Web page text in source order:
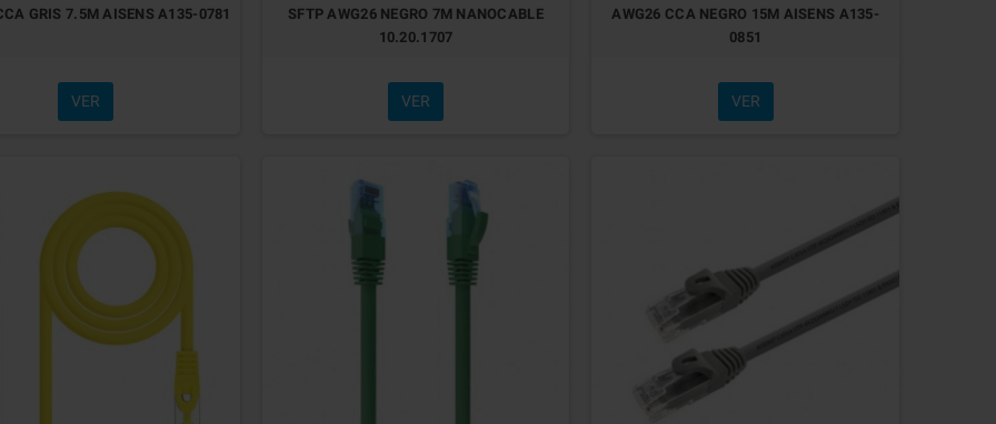
GRIS 7.5M AISENS A135-0781
VER
SFTP AWG26 NEGRO 7M NANOCABLE
10.20.1707
VER
AWG26 CCA NEGRO 15M AISENS A135-
0851
VER